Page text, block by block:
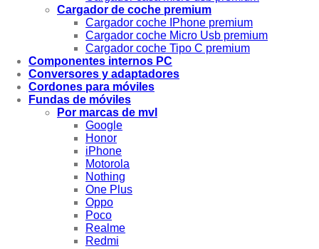
Cargador de coche premium
Cargador coche IPhone premium
Cargador coche Micro Usb premium
Cargador coche Tipo C premium
Componentes internos PC
Conversores y adaptadores
Cordones para móviles
Fundas de móviles
Por marcas de mvl
Google
Honor
iPhone
Motorola
Nothing
One Plus
Oppo
Poco
Realme
Redmi